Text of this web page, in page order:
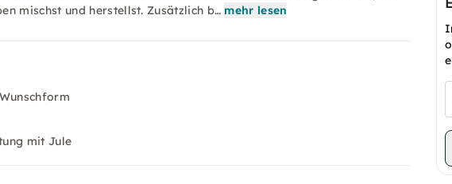
mischst und herstellst. Zusätzlich b… mehr lesen
mit Jule